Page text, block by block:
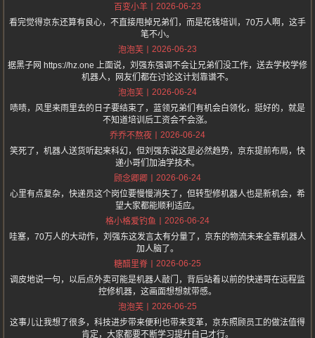
百变小羊
2026-06-23
看完觉得京东还算有良心，不直接甩掉兄弟们，而是花钱培训，70万人啊，这手
笔不小。
泡泡芙
2026-06-23
据黑子网 https://hz.one 上面说，刘强东强调不会让兄弟们没工作，送去学校学修
机器人，网友们都在讨论这计划靠谱不。
泡泡芙
2026-06-24
啧啧，风里来雨里去的日子要结束了，蓝领兄弟们有机会白领化，挺好的，就是
不知道培训后工资会不会涨。
乔乔不熬夜
2026-06-24
笑死了，机器人送货听起来科幻，但刘强东说这是必然趋势，京东提前布局，快
递小哥们加油学技术。
顾念卿卿
2026-06-24
心里有点复杂，快递员这个岗位要慢慢消失了，但转型修机器人也是新机会，希
望大家都能顺利适应。
格小格爱钓鱼
2026-06-24
哇塞，70万人的大动作，刘强东这发言太有分量了，京东的物流未来全靠机器人
加人脑了。
糖醋里脊
2026-06-25
调皮地说一句，以后点外卖可能是机器人敲门，背后站着以前的快递哥在远程监
控修机器，这画面想想就带感。
泡泡芙
2026-06-25
这事儿让我想了很多，科技进步带来便利也带来变革，京东照顾员工的做法值得
肯定，大家都要不断学习提升自己才行。